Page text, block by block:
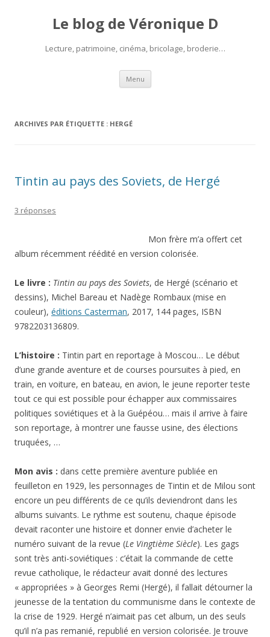
Le blog de Véronique D
Lecture, patrimoine, cinéma, bricolage, broderie…
Menu Aller
contenu
ARCHIVES PAR ÉTIQUETTE : HERGÉ
Tintin au pays des Soviets, de Hergé
3 réponses
Mon frère m’a offert cet
album récemment réédité en version colorisée.
Le livre : Tintin au pays des Soviets, de Hergé (scénario et
dessins), Michel Bareau et Nadège Rombaux (mise en
couleur), éditions Casterman, 2017, 144 pages, ISBN
9782203136809.
L’histoire : Tintin part en reportage à Moscou… Le début
d’une grande aventure et de courses poursuites à pied, en
train, en voiture, en bateau, en avion, le jeune reporter teste
tout ce qui est possible pour échapper aux commissaires
politiques soviétiques et à la Guépéou… mais il arrive à faire
son reportage, à montrer une fausse usine, des élections
truquées, …
Mon avis : dans cette première aventure publiée en
feuilleton en 1929, les personnages de Tintin et de Milou sont
encore un peu différents de ce qu’ils deviendront dans les
albums suivants. Le rythme est soutenu, chaque épisode
devait raconter une histoire et donner envie d’acheter le
numéro suivant de la revue (Le Vingtième Siècle). Les gags
sont très anti-soviétiques : c’était la commande de cette
revue catholique, le rédacteur avait donné des lectures
« appropriées » à Georges Remi (Hergé), il fallait détourner la
jeunesse de la tentation du communisme dans le contexte de
la crise de 1929. Hergé n’aimait pas cet album, un des seuls
qu’il n’a pas remanié, republié en version colorisée. Je trouve